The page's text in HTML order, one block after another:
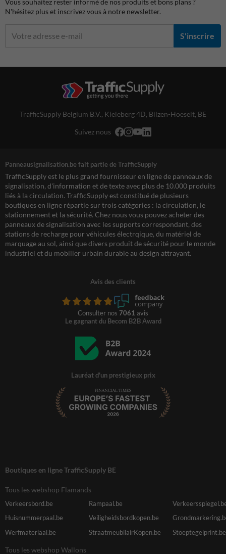
N'hésitez plus et inscrivez vous à notre newsletter.
S'inscrire
TrafficSupply Belgium B.V., Kieleberg 4D, Bilzen-Hoeselt, BE
Suivez nous
Panneausignalisation.be fait partie de TrafficSupply
TrafficSupply est le plus grand fournisseur en ligne de panneaux de
signalisation, d'information et de texte avec plus de 10.000 produits
liés à la circulation. TrafficSupply est constitué de plusieurs
boutiques en ligne répartie sur trois catégories : la circulation, le
stationnement et la sécurité. Chez nous vous pouvez acheter des
panneaux de signalisation avec les supports correspondant, des
stations de recharge pour véhicules électrqique, du matériel de
marquage au sol, ainsi que divers produit de sécurité pour le monde
industriel et du mobilier urbain durable au design attrayant.
Avis des clients
Consulter nos 7061 avis
Le gagnant du Becom B2B Award
Lauréat d'un prestigieux prix
Boutiques en ligne TrafficSupply BE
Tous les webshop Flamands
Verkeersbord.be Rampaal.be
Huisnummerpaal.be
Veiligheidsbordkopen.be
Werfmateriaal.be
StraatmeubilairKopen.be Stoeptegelprint.be
Tous les webshop Wallons